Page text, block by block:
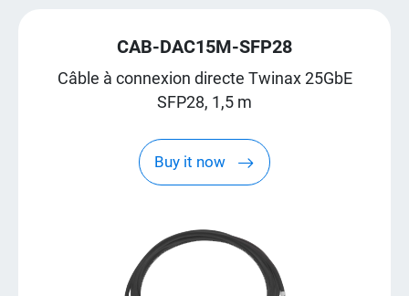
CAB-DAC15M-SFP28
Câble à connexion directe Twinax 25GbE
SFP28, 1,5 m
Buy it now